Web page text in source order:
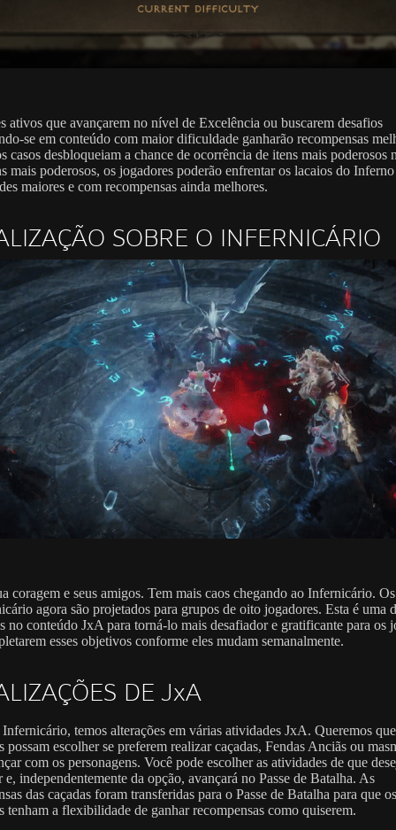
ativos que avançarem no nível de Excelência ou buscarem desafios
se em conteúdo com maior dificuldade ganharão recompensas
casos desbloqueiam a chance de ocorrência de itens mais poderosos
mais poderosos, os jogadores poderão enfrentar os lacaios do
maiores e com recompensas ainda melhores.
SOBRE O INFERNICÁRIO
coragem e seus amigos. Tem mais caos chegando ao Infernicário.
agora são projetados para grupos de oito jogadores. Esta é uma
no conteúdo JxA para torná-lo mais desafiador e gratificante para os
esses objetivos conforme eles mudam semanalmente.
DE JxA
temos alterações em várias atividades JxA. Queremos
possam escolher se preferem realizar caçadas, Fendas Anciãs ou
com os personagens. Você pode escolher as atividades de que
e, independentemente da opção, avançará no Passe de Batalha. As
das caçadas foram transferidas para o Passe de Batalha para que os
tenham a flexibilidade de ganhar recompensas como quiserem.